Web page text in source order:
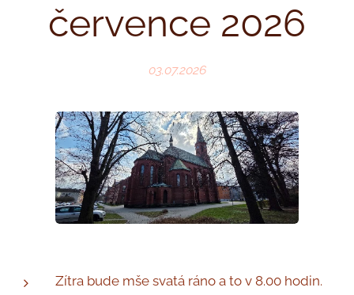
července 2026
03.07.2026
Zítra bude mše svatá ráno a to v 8.00 hodin.